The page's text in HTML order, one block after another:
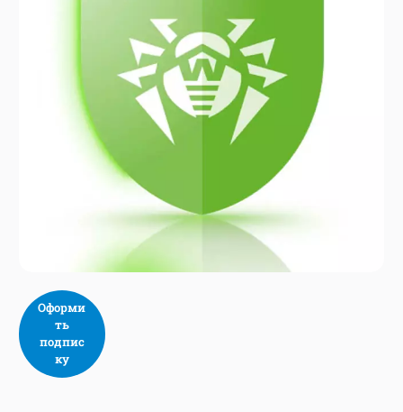
Оформи
ть
подпис
ку